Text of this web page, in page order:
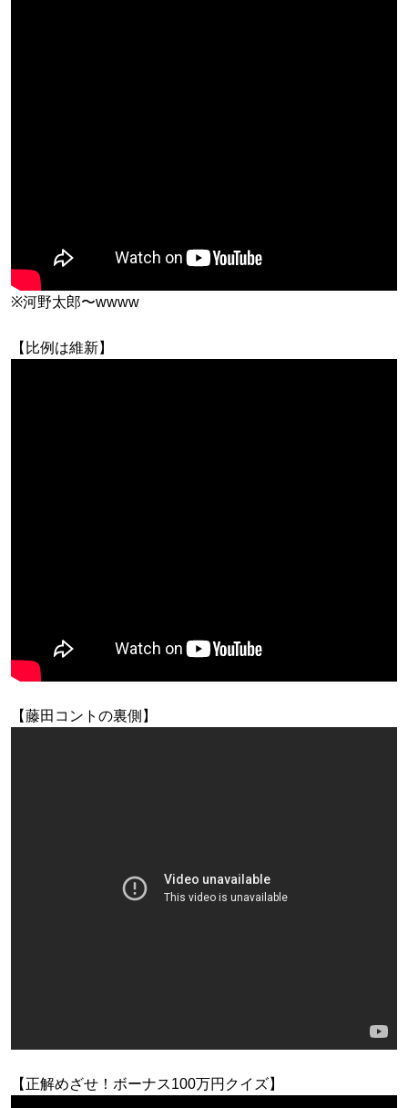
※河野太郎〜wwww
【比例は維新】
【藤田コントの裏側】
【正解めざせ！ボーナス100万円クイズ】